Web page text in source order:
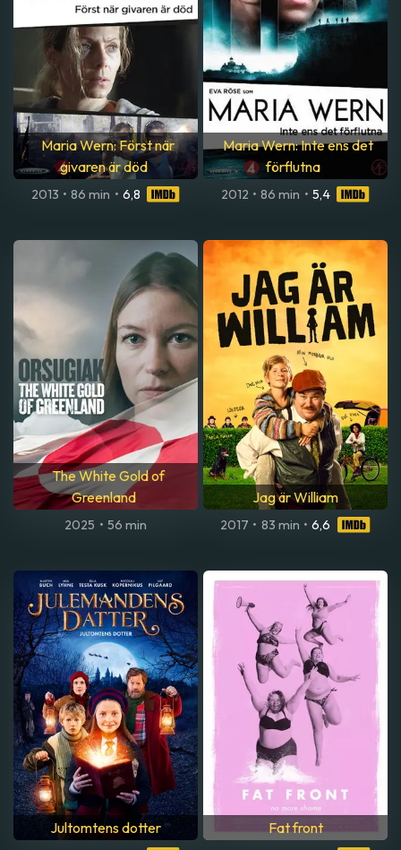
Maria Wern: Först när
givaren är död
2013 • 86 min • 6,8
Maria Wern: Inte ens det
förflutna
2012 • 86 min • 5,4
The White Gold of
Greenland
2025 • 56 min
Jag är William
2017 • 83 min • 6,6
Jultomtens dotter Fat front